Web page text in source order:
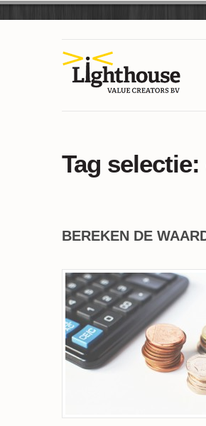
Tag selectie:
BEREKEN DE